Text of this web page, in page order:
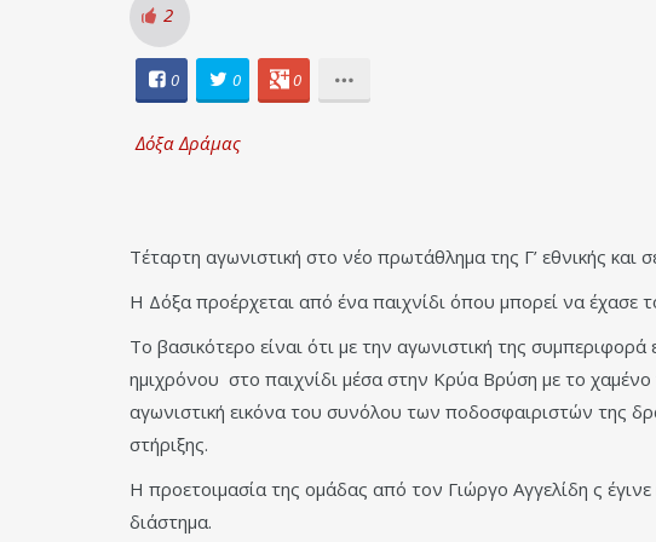
2
0 0 0
Δόξα Δράμας
Τέταρτη αγωνιστική στο νέο πρωτάθλημα της Γ’ εθνικής και
Η Δόξα προέρχεται από ένα παιχνίδι όπου μπορεί να έχασε
Το βασικότερο είναι ότι με την αγωνιστική της
ημιχρόνου στο παιχνίδι μέσα στην Κρύα Βρύση με το χαμένο
αγωνιστική εικόνα του συνόλου των ποδοσφαιριστών της
στήριξης.
Η προετοιμασία της ομάδας από τον Γιώργο Αγγελίδη ς
διάστημα.